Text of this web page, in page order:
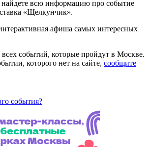
всю информацию про событие
«Щелкунчик».
афиша самых интересных
всех событий, которые пройдут в Москве.
которого нет на сайте, сообщите
события?